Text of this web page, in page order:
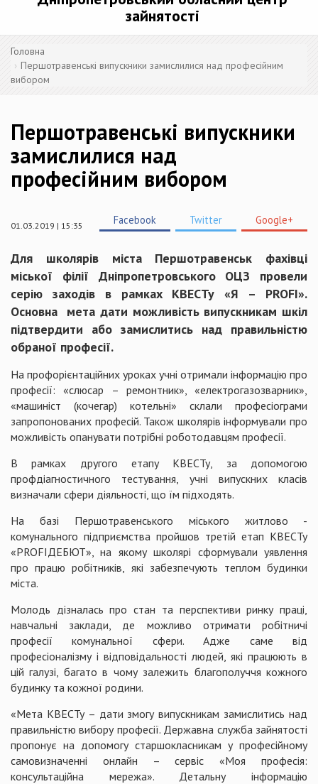
зайнятості
Головна
Першотравенські випускники замислилися над професійним
вибором
Першотравенські випускники
замислилися над
професійним вибором
01.03.2019 | 15:35 Facebook Twitter Google+
Для школярів міста Першотравенськ фахівці
міської філії Дніпропетровського ОЦЗ провели
серію заходів в рамках КВЕСТу «Я – PROFI».
Основна мета дати можливість випускникам шкіл
підтвердити або замислитись над правильністю
обраної професії.
На профорієнтаційних уроках учні отримали інформацію про
професії: «слюсар – ремонтник», «електрогазозварник»,
«машиніст (кочегар) котельні» склали професіограми
запропонованих професій. Також школярів інформували про
можливість опанувати потрібні роботодавцям професії.
В рамках другого етапу КВЕСТу, за допомогою
профдіагностичного тестування, учні випускних класів
визначали сфери діяльності, що їм підходять.
На базі Першотравенського міського житлово -
комунального підприємства пройшов третій етап КВЕСТу
«PROFIДЕБЮТ», на якому школярі сформували уявлення
про працю робітників, які забезпечують теплом будинки
міста.
Молодь дізналась про стан та перспективи ринку праці,
навчальні заклади, де можливо отримати робітничі
професії комунальної сфери. Адже саме від
професіоналізму і відповідальності людей, які працюють в
цій галузі, багато в чому залежить благополуччя кожного
будинку та кожної родини.
«Мета КВЕСТу – дати змогу випускникам замислитись над
правильністю вибору професії. Державна служба зайнятості
пропонує на допомогу старшокласникам у професійному
самовизначенні онлайн – сервіс «Моя професія:
консультаційна мережа». Детальну інформацію